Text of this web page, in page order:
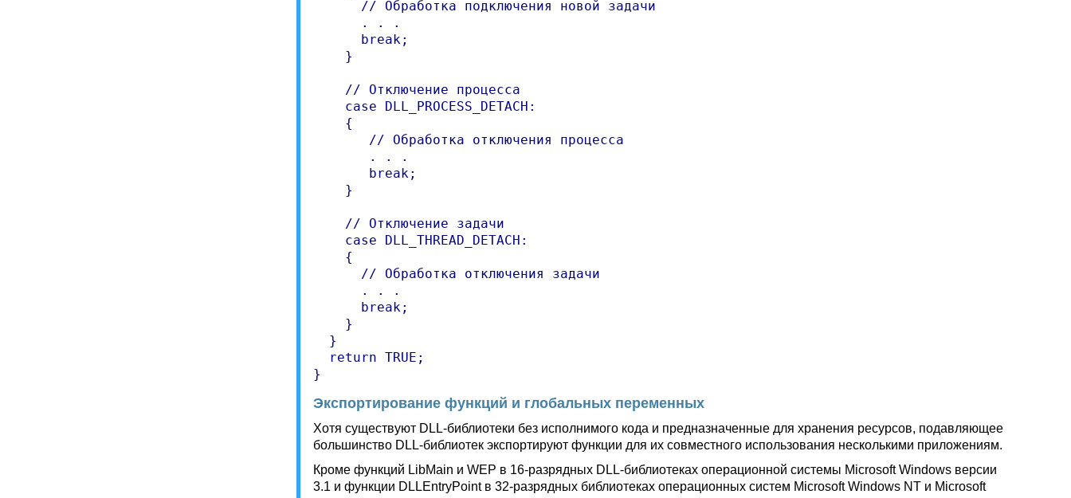
      // Обработка подключения новой задачи
      . . .
      break;
    }
    // Отключение процесса
    case DLL_PROCESS_DETACH:
    {
       // Обработка отключения процесса
       . . .
       break;
    }
    // Отключение задачи
    case DLL_THREAD_DETACH:
    {
      // Обработка отключения задачи
      . . .
      break;
    }
  }
  return TRUE;
Экспортирование функций и глобальных переменных
Хотя существуют DLL-библиотеки без исполнимого кода и предназначенные для хранения ресурсов, подавляющее
большинство DLL-библиотек экспортируют функции для их совместного использования несколькими приложениям.
Кроме функций LibMain и WEP в 16-разрядных DLL-библиотеках операционной системы Microsoft Windows версии
3.1 и функции DLLEntryPoint в 32-разрядных библиотеках операционных систем Microsoft Windows NT и Microsoft